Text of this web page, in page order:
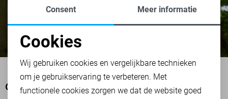
OOK HET BEKIJKEN WAARD
Noodzakelijke cookies
Personalisatie cookies
Consent Meer informatie
Cookies
Wij gebruiken cookies en vergelijkbare technieken
om je gebruikservaring te verbeteren. Met
functionele cookies zorgen we dat de website goed